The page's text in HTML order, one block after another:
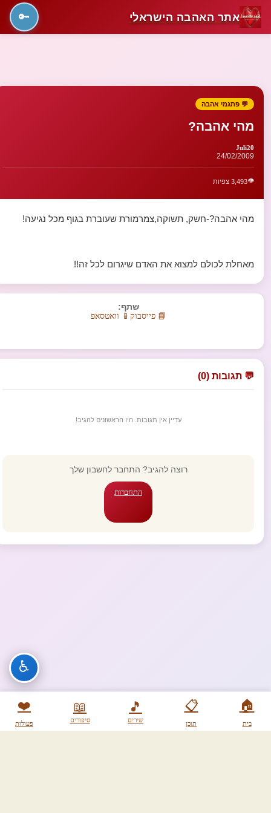
אתר האהבה הישראלי 🔑
🏠
בית
📋
תוכן
🎵
שירים
📖
סיפורים
❤️
פעולות
💬 פתגמי אהבה
מהי אהבה?
Juli20
24/02/2009
👁️3,493 צפיות
מהי אהבה?-חשק, תשוקה,צמרמורת שעוברת בגוף מכל נגיעה!
מאחלת לכולם למצוא את האדם שיגרום לכל זה!!
שתף:
📘 פייסבוק 📱 וואטסאפ
💬 תגובות (0)
עדיין אין תגובות. היו הראשונים להגיב!
רוצה להגיב? התחבר לחשבון שלך
התחברות
♿